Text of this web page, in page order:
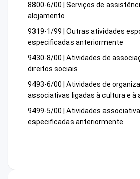
8800-6/00 | Serviços de
alojamento
9319-1/99 | Outras atividades
especificadas anteriormente
9430-8/00 | Atividades de
direitos sociais
9493-6/00 | Atividades de
associativas ligadas à cultura e à
9499-5/00 | Atividades
especificadas anteriormente